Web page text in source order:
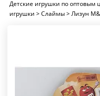
Детские игрушки по оптовым
игрушки > Слаймы > Лизун